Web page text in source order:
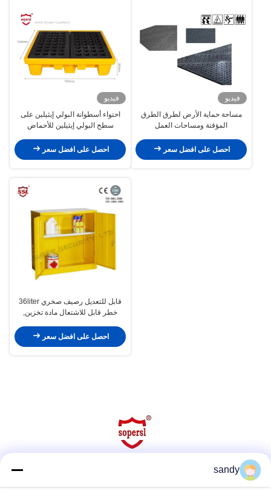
فيديو
مساحة حماية الأرض لطرق الطرق
المؤقتة ومساحات العمل
احصل على افضل سعر
فيديو
احتواء أسطوانة البولي إيثيلين على
سطح البولي إيثيلين للأحماض
احصل على افضل سعر
قابل للتعديل رصيف صخري 36liter
خطر قابل للاشتعال مادة تخزين,
احصل على افضل سعر
sandy